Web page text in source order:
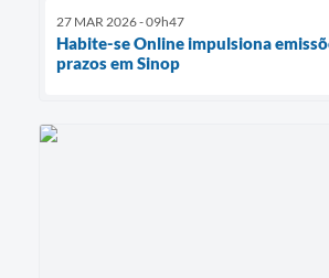
27 MAR 2026 - 09h47
Habite-se Online impulsiona
prazos em Sinop